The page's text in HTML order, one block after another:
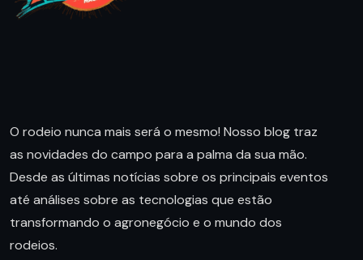
O rodeio nunca mais será o mesmo! Nosso blog traz
as novidades do campo para a palma da sua mão.
Desde as últimas notícias sobre os principais eventos
até análises sobre as tecnologias que estão
transformando o agronegócio e o mundo dos
rodeios.